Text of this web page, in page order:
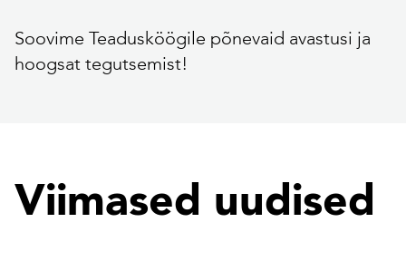
Soovime Teadusköögile põnevaid avastusi ja
hoogsat tegutsemist!
Viimased uudised